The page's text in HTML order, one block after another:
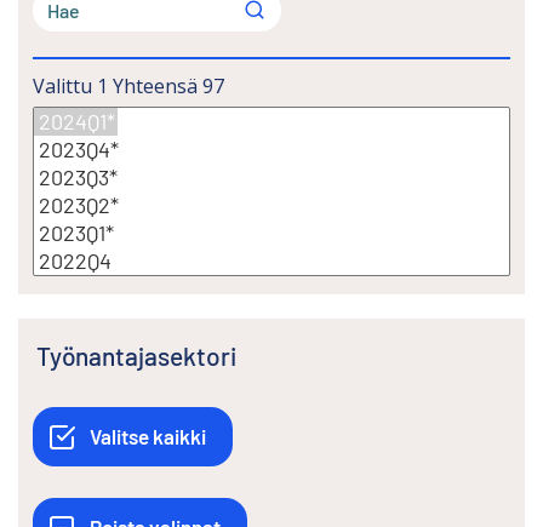
Valittu 1 Yhteensä 97
Työnantajasektori